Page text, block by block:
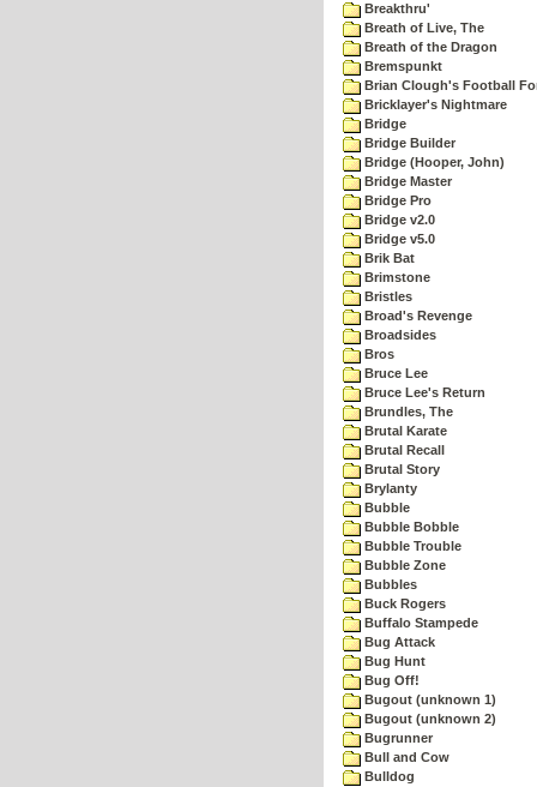
Breakthru'
Breath of Live, The
Breath of the Dragon
Bremspunkt
Brian Clough's Football
Bricklayer's Nightmare
Bridge
Bridge Builder
Bridge (Hooper, John)
Bridge Master
Bridge Pro
Bridge v2.0
Bridge v5.0
Brik Bat
Brimstone
Bristles
Broad's Revenge
Broadsides
Bros
Bruce Lee
Bruce Lee's Return
Brundles, The
Brutal Karate
Brutal Recall
Brutal Story
Brylanty
Bubble
Bubble Bobble
Bubble Trouble
Bubble Zone
Bubbles
Buck Rogers
Buffalo Stampede
Bug Attack
Bug Hunt
Bug Off!
Bugout (unknown 1)
Bugout (unknown 2)
Bugrunner
Bull and Cow
Bulldog